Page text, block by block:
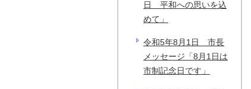
日 平和への思いを込
めて」
令和5年8月1日 市長
メッセージ「8月1日は
市制記念日です」